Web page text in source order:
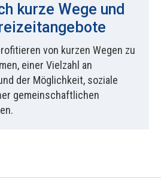
kurze Wege und
von kurzen Wegen zu
einer Vielzahl an
der Möglichkeit, soziale
gemeinschaftlichen